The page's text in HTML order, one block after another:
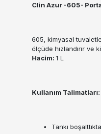
Clin Azur -605-
605, kimyasal
ölçüde hızlandırır ve
Hacim: 1 L
Kullanım Talimatları:
Tankı